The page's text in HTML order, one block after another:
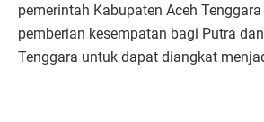
pemerintah Kabupaten Aceh
pemberian kesempatan bagi Putra
Tenggara untuk dapat diangkat